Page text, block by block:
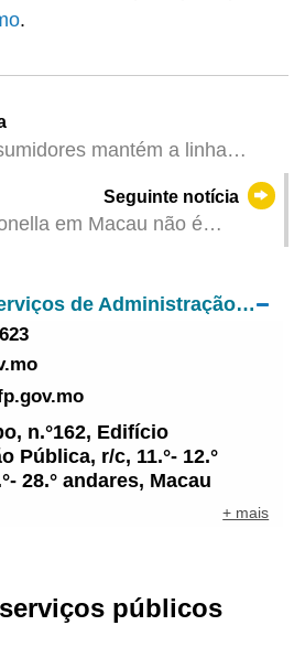
.
mantém a linha
durante os feriados do
do Estabelecimento da
Inverno, Natal e Fraternidade
Seguinte notícia
em Macau não é
Direcção dos Serviços de Administração e Função Pública
n.°162, Edifício
Pública, r/c, 11.°- 12.°
28.° andares, Macau
+ mais
públicos